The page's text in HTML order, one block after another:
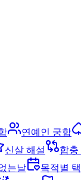
연예인 궁합
신살 해설 합충
는날 목적별